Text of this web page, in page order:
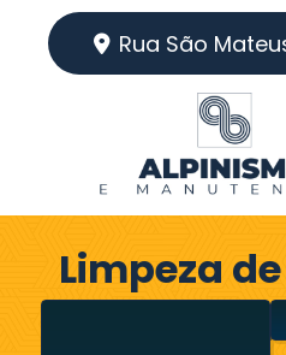
Rua São
Limpeza
Patos de